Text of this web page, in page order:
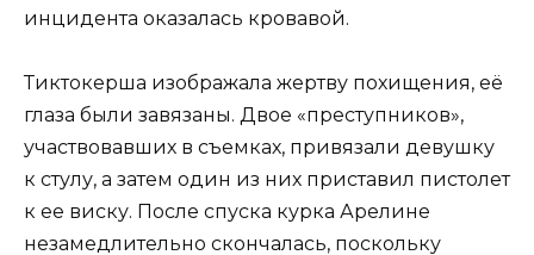
инцидента оказалась кровавой.
Тиктокерша изображала жертву похищения, её
глаза были завязаны. Двое «преступников»,
участвовавших в съемках, привязали девушку
к стулу, а затем один из них приставил пистолет
к ее виску. После спуска курка Арелине
незамедлительно скончалась, поскольку